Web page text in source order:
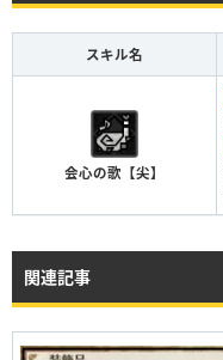
スキル名
会心の歌【尖】
関連記事